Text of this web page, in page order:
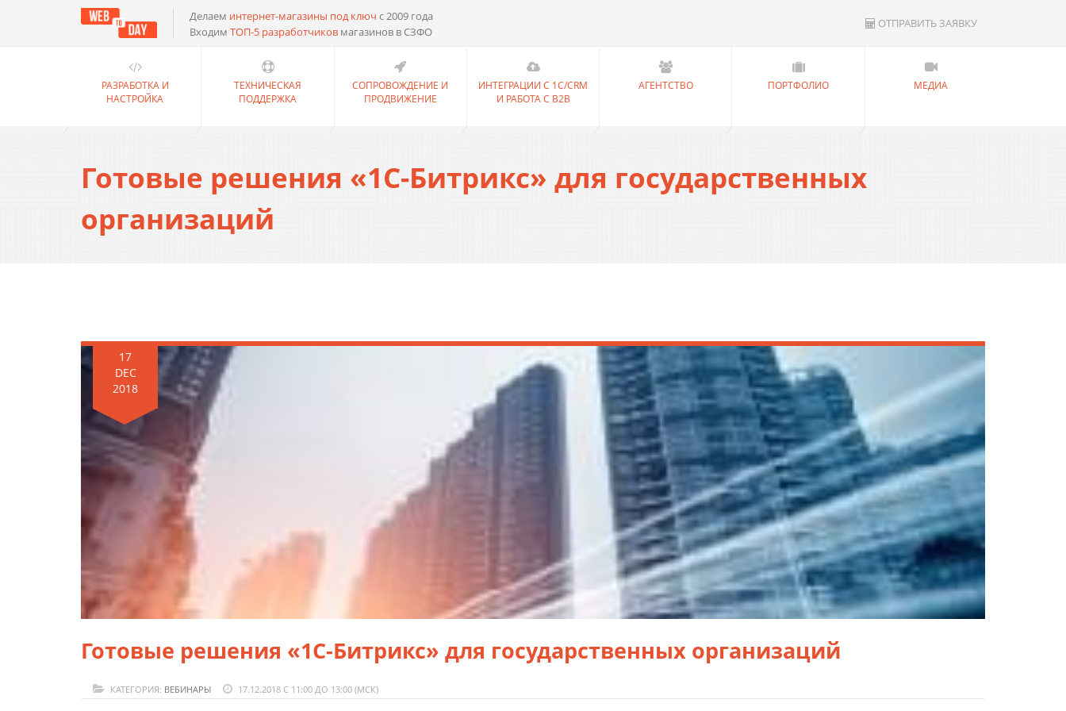
Делаем интернет-магазины под ключ с 2009 года
Входим ТОП-5 разработчиков магазинов в СЗФО
ОТПРАВИТЬ ЗАЯВКУ
РАЗРАБОТКА И
НАСТРОЙКА
ТЕХНИЧЕСКАЯ
ПОДДЕРЖКА
СОПРОВОЖДЕНИЕ И
ПРОДВИЖЕНИЕ
ИНТЕГРАЦИИ С 1С/CRM
И РАБОТА С B2B
АГЕНТСТВО ПОРТФОЛИО МЕДИА
Готовые решения «1С-Битрикс» для государственных
организаций
17
DEC
2018
Готовые решения «1С-Битрикс» для государственных организаций
КАТЕГОРИЯ: ВЕБИНАРЫ 17.12.2018 С 11:00 ДО 13:00 (МСК)